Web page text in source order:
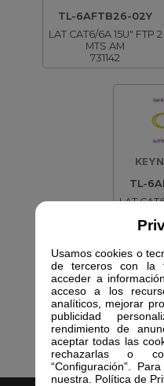
Usamos cookies o
de terceros con la
acceder a
acceso a los
analíticos, mejorar
publicidad
rendimiento de
aceptar todas las
rechazarlas o
“Configuración”.
nuestra. Política de
TL-6AFTB26-02Y
LAT CAT6/6A 15U" FTP 2
MTS AM
731142
TL-
LAT